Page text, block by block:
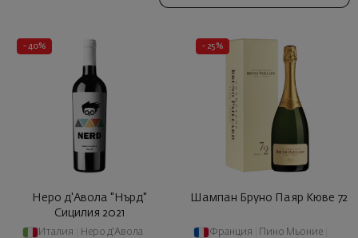
- 40%
Неро д'Авола "Нърд"
Сицилия 2021
Италия Неро д'Авола
- 25%
Шампан Бруно Паяр Кюве 72
Франция Пино Мьоние